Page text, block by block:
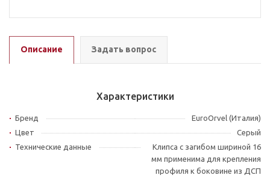
Описание Задать вопрос
Характеристики
Бренд
EuroOrvel (Италия)
Цвет
Серый
Технические данные
Клипса с загибом шириной 16
мм применима для крепления
профиля к боковине из ДСП